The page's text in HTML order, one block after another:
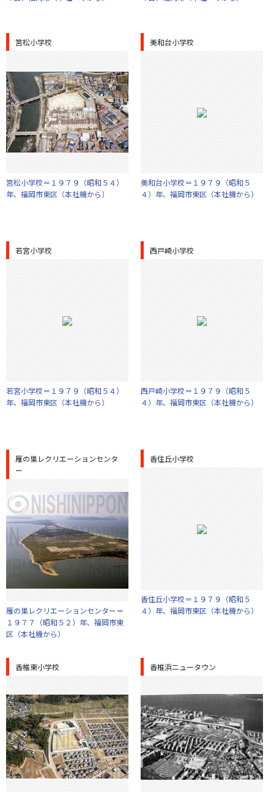
筥松小学校
筥松小学校＝１９７９（昭和５４）
年、福岡市東区（本社機から）
美和台小学校
美和台小学校＝１９７９（昭和５
４）年、福岡市東区（本社機から）
若宮小学校
若宮小学校＝１９７９（昭和５４）
年、福岡市東区（本社機から）
西戸崎小学校
西戸崎小学校＝１９７９（昭和５
４）年、福岡市東区（本社機から）
雁の巣レクリエーションセンタ
ー
雁の巣レクリエーションセンター＝
１９７７（昭和５２）年、福岡市東
区（本社機から）
香住丘小学校
香住丘小学校＝１９７９（昭和５
４）年、福岡市東区（本社機から）
香椎東小学校 香椎浜ニュータウン